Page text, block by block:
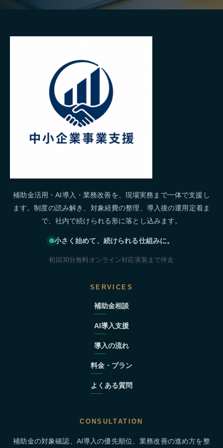
補助金活用・AI導入・業務改善を、現場実務まで一体で支援し
ます。制度の読み解き、対象経費の整理、導入後の運用定着ま
で、社内で続けられる形に落とし込みます。
小さく始めて、続けられる仕組みに。
初回30分無料オンライン対応実装まで伴走
SERVICES
補助金相談
AI導入支援
導入の流れ
料金・プラン
よくある質問
CONSULTATION
補助金の対象確認、AI導入の優先順位、業務改善の進め方を整